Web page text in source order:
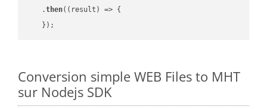
    .
then( (result) => {
Conversion simple WEB Files to MHT
sur Nodejs SDK